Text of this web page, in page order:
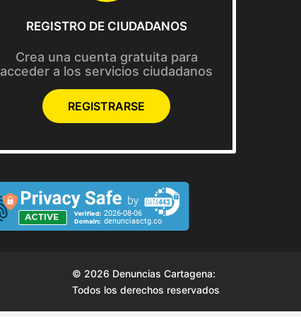
REGISTRO DE CIUDADANOS
Crea una cuenta gratuita para
acceder a los servicios ciudadanos
REGISTRARSE
© 2026 Denuncias Cartagena:
Todos los derechos reservados